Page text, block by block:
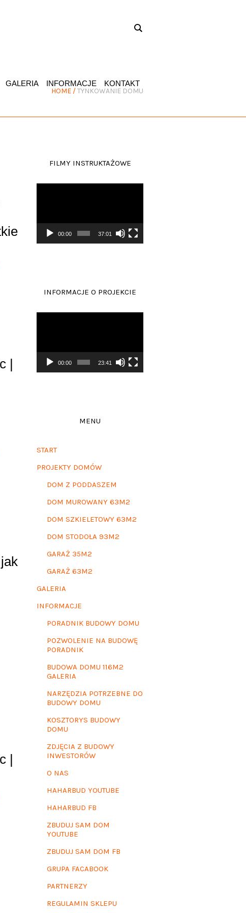
GALERIA INFORMACJE KONTAKT
HOME /TYNKOWANIE DOMU
|
|
FILMY INSTRUKTAŻOWE
00:00 37:01
INFORMACJE O PROJEKCIE
00:00 23:41
MENU
START
PROJEKTY DOMÓW
DOM Z PODDASZEM
DOM MUROWANY 63M2
DOM SZKIELETOWY 63M2
DOM STODOŁA 93M2
GARAŻ 35M2
GARAŻ 63M2
GALERIA
INFORMACJE
PORADNIK BUDOWY DOMU
POZWOLENIE NA BUDOWĘ
PORADNIK
BUDOWA DOMU 116M2
GALERIA
NARZĘDZIA POTRZEBNE DO
BUDOWY DOMU
KOSZTORYS BUDOWY
DOMU
ZDJĘCIA Z BUDOWY
INWESTORÓW
O NAS
HAHARBUD YOUTUBE
HAHARBUD FB
ZBUDUJ SAM DOM
YOUTUBE
ZBUDUJ SAM DOM FB
GRUPA FACABOOK
PARTNERZY
REGULAMIN SKLEPU